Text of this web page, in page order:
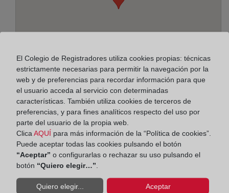
Dirección:
Plaza de Mariano Arregui, 8 - 4º izq., 50005
Horario:
Agosto: De lunes a viernes de 09:00 a 14:00 horas
El Colegio de Registradores utiliza cookies propias: técnicas
estrictamente necesarias para permitir la navegación por la
web y de preferencias para recordar información para que
el usuario acceda al servicio con determinadas
características. También utiliza cookies de terceros de
preferencias, y para fines analíticos respecto del uso por
parte del usuario de la propia web.
Clica AQUÍ para más información de la “Política de cookies”.
Puede aceptar todas las cookies pulsando el botón
“Aceptar” o configurarlas o rechazar su uso pulsando el
botón “Quiero elegir…”
Quiero elegir... Aceptar